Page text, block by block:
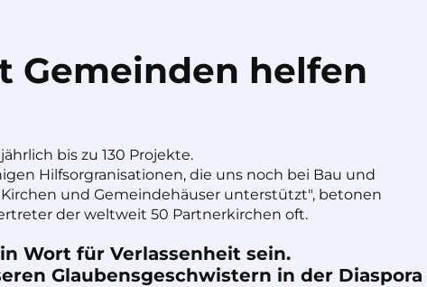
Gemeinden helfen
bis zu 130 Projekte.
Hilfsorgranisationen, die uns noch bei Bau und
und Gemeindehäuser unterstützt", betonen
der weltweit 50 Partnerkirchen oft.
Wort für Verlassenheit sein.
Glaubensgeschwistern in der